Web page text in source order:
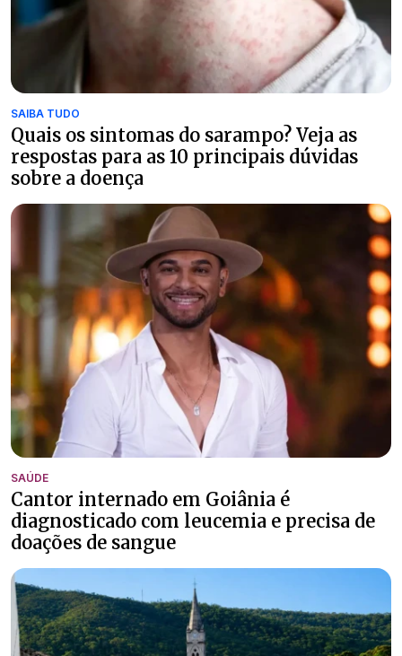
SAIBA TUDO
Quais os sintomas do sarampo? Veja as
respostas para as 10 principais dúvidas
sobre a doença
SAÚDE
Cantor internado em Goiânia é
diagnosticado com leucemia e precisa de
doações de sangue